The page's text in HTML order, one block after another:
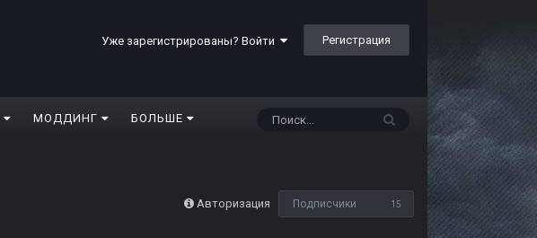
Уже зарегистрированы? Войти Регистрация
МОДДИНГ БОЛЬШЕ
Авторизация Подписчики 15